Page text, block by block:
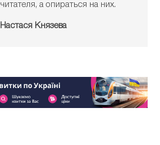
читателя, а опираться на них.
Настася Князева